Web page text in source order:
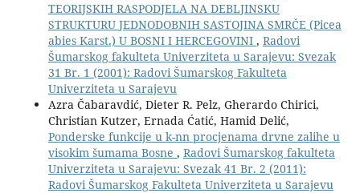
TEORIJSKIH RASPODJELA NA DEBLJINSKU
STRUKTURU JEDNODOBNIH SASTOJINA SMRČE (Picea
abies Karst.) U BOSNI I HERCEGOVINI , Radovi
Šumarskog fakulteta Univerziteta u Sarajevu: Svezak
31 Br. 1 (2001): Radovi Šumarskog Fakulteta
Univerziteta u Sarajevu
Azra Čabaravdić, Dieter R. Pelz, Gherardo Chirici,
Christian Kutzer, Ernada Ćatić, Hamid Delić,
Ponderske funkcije u k-nn procjenama drvne zalihe u
visokim šumama Bosne , Radovi Šumarskog fakulteta
Univerziteta u Sarajevu: Svezak 41 Br. 2 (2011):
Radovi Šumarskog Fakulteta Univerziteta u Sarajevu